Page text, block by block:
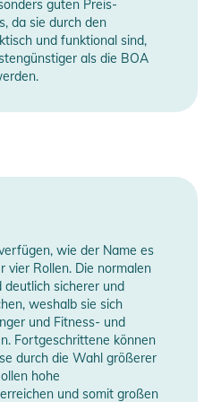
und
und Warnungen
guten Preis-
da sie durch den
und funktional sind,
als die BOA
wie der Name es
vier Rollen. Die normalen
deutlich sicherer und
weshalb sie sich
und Fitness- und
Fortgeschrittene können
durch die Wahl größerer
hohe
und somit großen